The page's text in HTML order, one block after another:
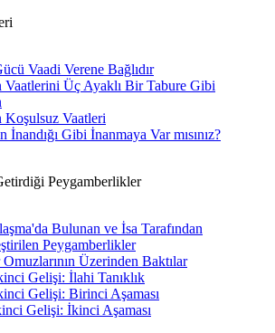
Vaadi Verene Bağlıdır
Vaatlerini Üç Ayaklı Bir Tabure Gibi
Koşulsuz Vaatleri
İnandığı Gibi İnanmaya Var mısınız?
Peygamberlikler
Bulunan ve İsa Tarafından
Peygamberlikler
Üzerinden Baktılar
Gelişi: İlahi Tanıklık
Gelişi: Birinci Aşaması
Gelişi: İkinci Aşaması